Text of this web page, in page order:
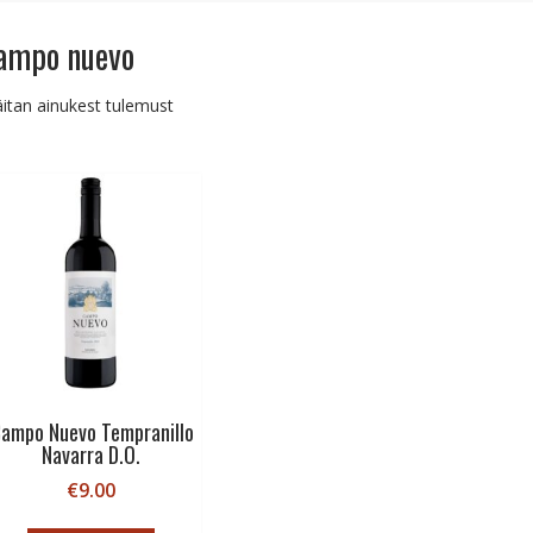
nuevo
ainukest tulemust
Nuevo Tempranillo
Navarra D.O.
€9.00